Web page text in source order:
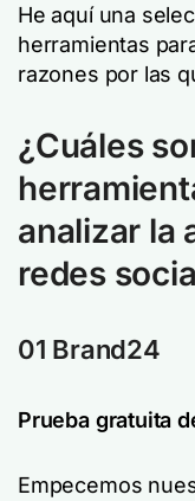
He aquí una
herramientas
razones por las
¿Cuáles
analizar la
redes
01 Brand24
Prueba gratuita
Empecemos